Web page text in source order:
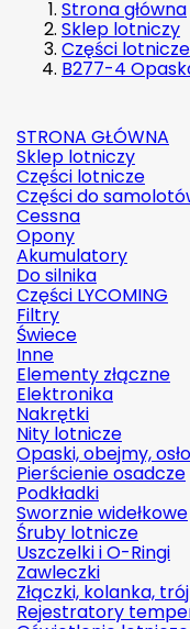
Strona główna
Sklep lotniczy
Części lotnicze
B277-4
STRONA GŁÓWNA
Sklep lotniczy
Części lotnicze
Części do
Cessna
Opony
Akumulatory
Do silnika
Części LYCOMING
Filtry
Świece
Inne
Elementy złączne
Elektronika
Nakrętki
Nity lotnicze
Opaski, obejmy,
Pierścienie osadcze
Podkładki
Sworznie widełkowe
Śruby lotnicze
Uszczelki i O-Ringi
Zawleczki
Złączki, kolanka,
Rejestratory